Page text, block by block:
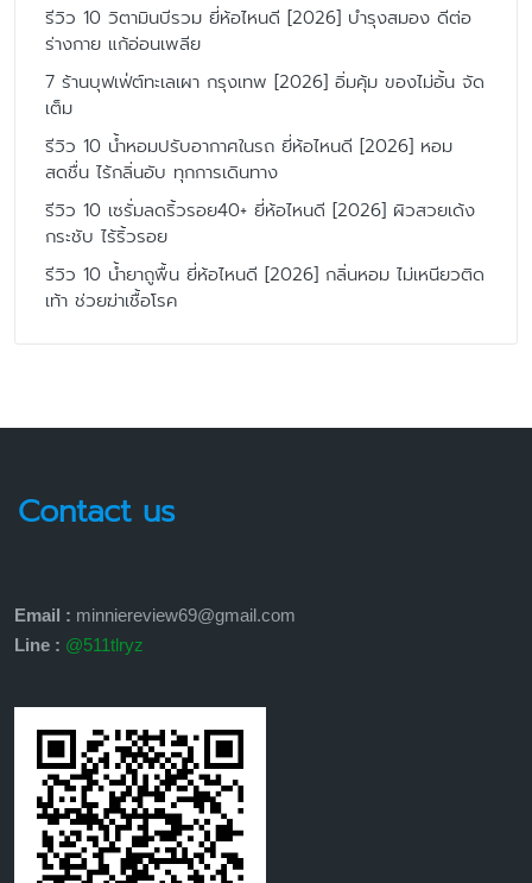
รีวิว 10 วิตามินบีรวม ยี่ห้อไหนดี [2026] บำรุงสมอง ดีต่อ
ร่างกาย แก้อ่อนเพลีย
7 ร้านบุฟเฟ่ต์ทะเลเผา กรุงเทพ [2026] อิ่มคุ้ม ของไม่อั้น จัด
เต็ม
รีวิว 10 น้ำหอมปรับอากาศในรถ ยี่ห้อไหนดี [2026] หอม
สดชื่น ไร้กลิ่นอับ ทุกการเดินทาง
รีวิว 10 เซรั่มลดริ้วรอย40+ ยี่ห้อไหนดี [2026] ผิวสวยเด้ง
กระชับ ไร้ริ้วรอย
รีวิว 10 น้ำยาถูพื้น ยี่ห้อไหนดี [2026] กลิ่นหอม ไม่เหนียวติด
เท้า ช่วยฆ่าเชื้อโรค
Contact us
Email : minniereview69@gmail.com
Line : @511tlryz